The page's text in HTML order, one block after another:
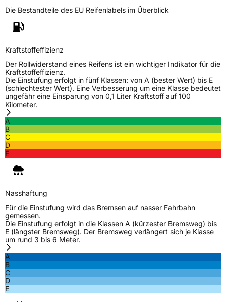
Die Bestandteile des EU Reifenlabels im Überblick
Kraftstoffeffizienz
Der Rollwiderstand eines Reifens ist ein wichtiger Indikator für die
Kraftstoffeffizienz.
Die Einstufung erfolgt in fünf Klassen: von A (bester Wert) bis E
(schlechtester Wert). Eine Verbesserung um eine Klasse bedeutet
ungefähr eine Einsparung von 0,1 Liter Kraftstoff auf 100
Kilometer.
A
B
C
D
E
Nasshaftung
Für die Einstufung wird das Bremsen auf nasser Fahrbahn
gemessen.
Die Einstufung erfolgt in die Klassen A (kürzester Bremsweg) bis
E (längster Bremsweg). Der Bremsweg verlängert sich je Klasse
um rund 3 bis 6 Meter.
A
B
C
D
E